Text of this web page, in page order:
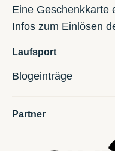
Eine Geschenkkarte
Infos zum Einlösen
Laufsport
Blogeinträge
Partner